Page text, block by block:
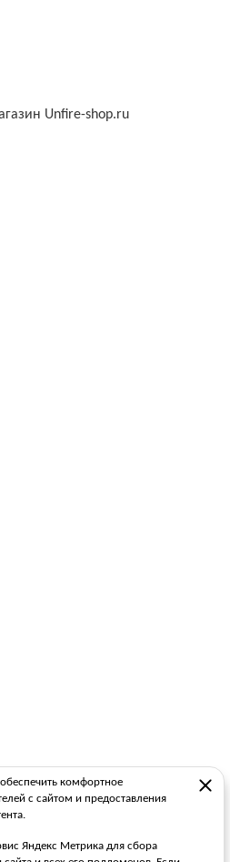
Unfire-shop.ru
комфортное
с сайтом и предоставления
Яндекс Метрика для сбора